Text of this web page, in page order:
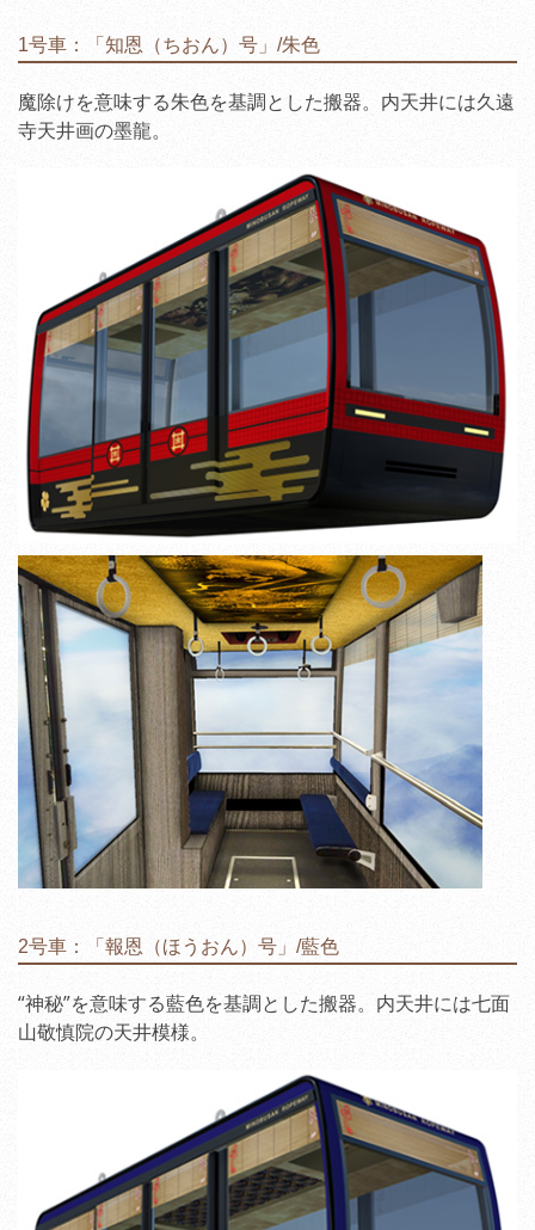
1号車：「知恩（ちおん）号」/朱色
魔除けを意味する朱色を基調とした搬器。内天井には久遠
寺天井画の墨龍。
2号車：「報恩（ほうおん）号」/藍色
“神秘”を意味する藍色を基調とした搬器。内天井には七面
山敬慎院の天井模様。